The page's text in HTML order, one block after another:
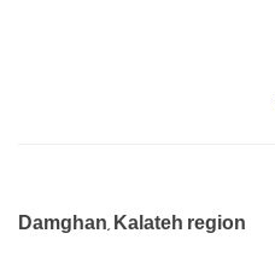
Damghan, Kalateh region